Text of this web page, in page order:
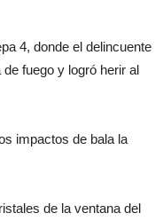
4, donde el delincuente
fuego y logró herir al
impactos de bala la
de la ventana del